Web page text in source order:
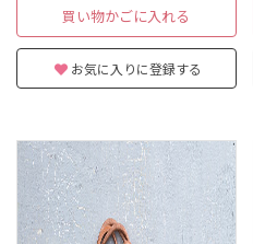
買い物かごに入れる
お気に入りに登録する